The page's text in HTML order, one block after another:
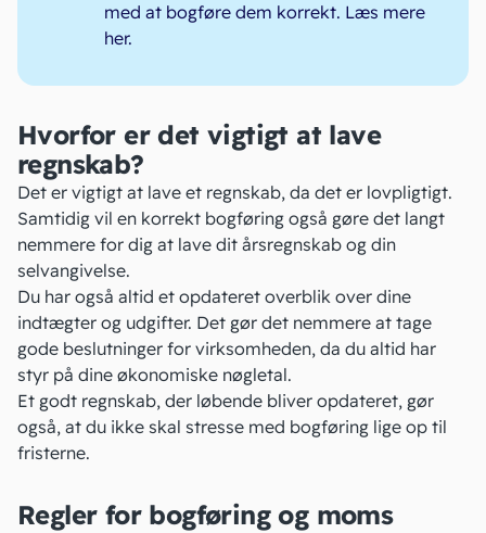
med at bogføre dem korrekt. Læs mere
her.
Hvorfor er det vigtigt at lave
regnskab?
Det er vigtigt at lave et regnskab, da det er lovpligtigt.
Samtidig vil en korrekt bogføring også gøre det langt
nemmere for dig at lave dit årsregnskab og din
selvangivelse.
Du har også altid et opdateret overblik over dine
indtægter og udgifter. Det gør det nemmere at tage
gode beslutninger for virksomheden, da du altid har
styr på dine økonomiske nøgletal.
Et godt regnskab, der løbende bliver opdateret, gør
også, at du ikke skal stresse med bogføring lige op til
fristerne.
Regler for bogføring og moms